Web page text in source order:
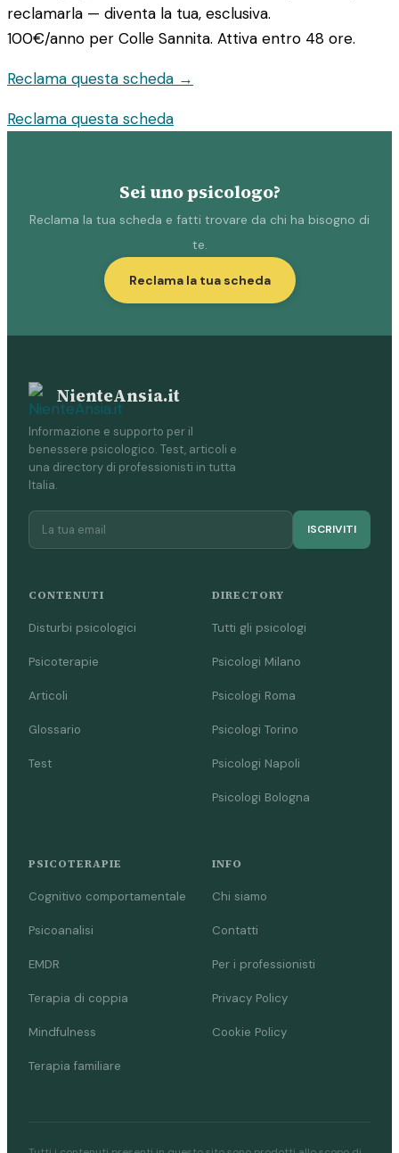
reclamarla — diventa la tua, esclusiva.
100€/anno per Colle Sannita. Attiva entro 48 ore.
Reclama questa scheda →
Reclama questa scheda
Sei uno psicologo?
Reclama la tua scheda e fatti trovare da chi ha bisogno di
te.
Reclama la tua scheda
NienteAnsia.it
Informazione e supporto per il
benessere psicologico. Test, articoli e
una directory di professionisti in tutta
Italia.
ISCRIVITI
CONTENUTI
Disturbi psicologici
Psicoterapie
Articoli
Glossario
Test
DIRECTORY
Tutti gli psicologi
Psicologi Milano
Psicologi Roma
Psicologi Torino
Psicologi Napoli
Psicologi Bologna
PSICOTERAPIE
Cognitivo comportamentale
Psicoanalisi
EMDR
Terapia di coppia
Mindfulness
Terapia familiare
INFO
Chi siamo
Contatti
Per i professionisti
Privacy Policy
Cookie Policy